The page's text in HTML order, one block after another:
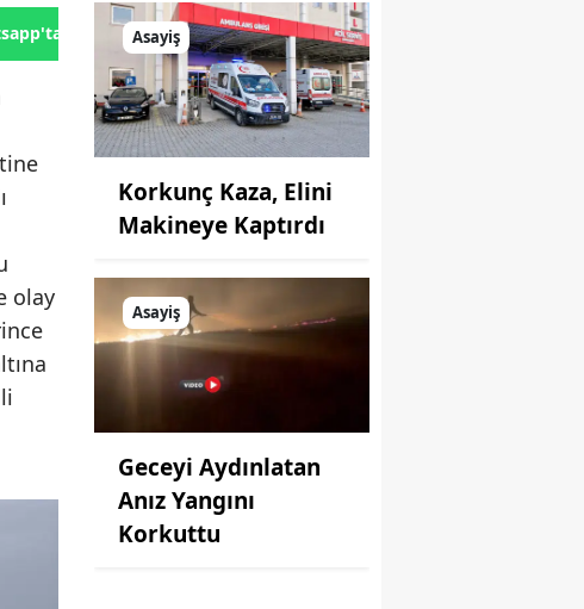
Gönder
olay
Asayiş
Korkunç Kaza, Elini
Makineye Kaptırdı
Asayiş
Geceyi Aydınlatan
Anız Yangını
Korkuttu